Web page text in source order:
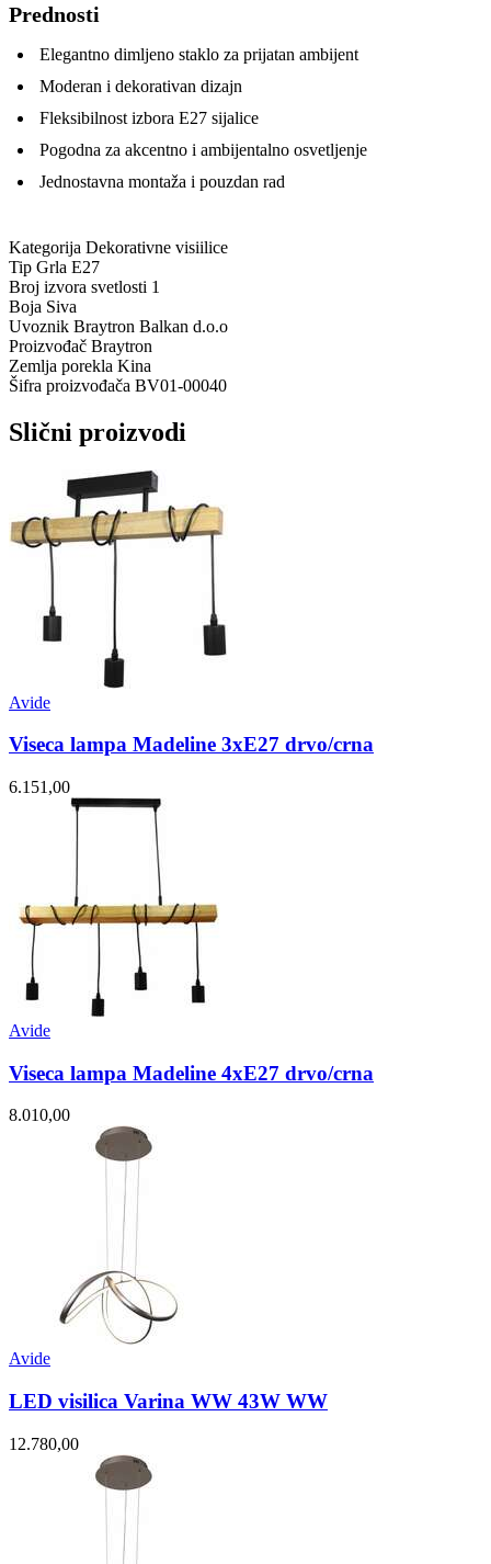
Prednosti
Elegantno dimljeno staklo za prijatan ambijent
Moderan i dekorativan dizajn
Fleksibilnost izbora E27 sijalice
Pogodna za akcentno i ambijentalno osvetljenje
Jednostavna montaža i pouzdan rad
Kategorija Dekorativne visiilice
Tip Grla E27
Broj izvora svetlosti 1
Boja Siva
Uvoznik Braytron Balkan d.o.o
Proizvođač Braytron
Zemlja porekla Kina
Šifra proizvođača BV01-00040
Slični proizvodi
Avide
Viseca lampa Madeline 3xE27 drvo/crna
6.151,00
Avide
Viseca lampa Madeline 4xE27 drvo/crna
8.010,00
Avide
LED visilica Varina WW 43W WW
12.780,00